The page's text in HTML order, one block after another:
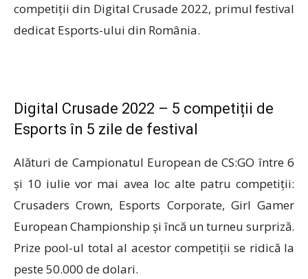
competiții din Digital Crusade 2022, primul festival
dedicat Esports-ului din România.
Digital Crusade 2022 – 5 competiții de
Esports în 5 zile de festival
Alături de Campionatul European de CS:GO între 6
și 10 iulie vor mai avea loc alte patru competiții:
Crusaders Crown, Esports Corporate, Girl Gamer
European Championship și încă un turneu surpriză.
Prize pool-ul total al acestor competiții se ridică la
peste 50.000 de dolari.